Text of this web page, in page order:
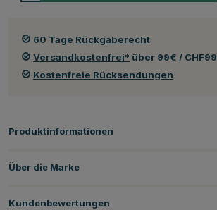
60 Tage Rückgaberecht
Versandkostenfrei* über 99€ / CHF99
Kostenfreie Rücksendungen
Produktinformationen
Über die Marke
Kundenbewertungen